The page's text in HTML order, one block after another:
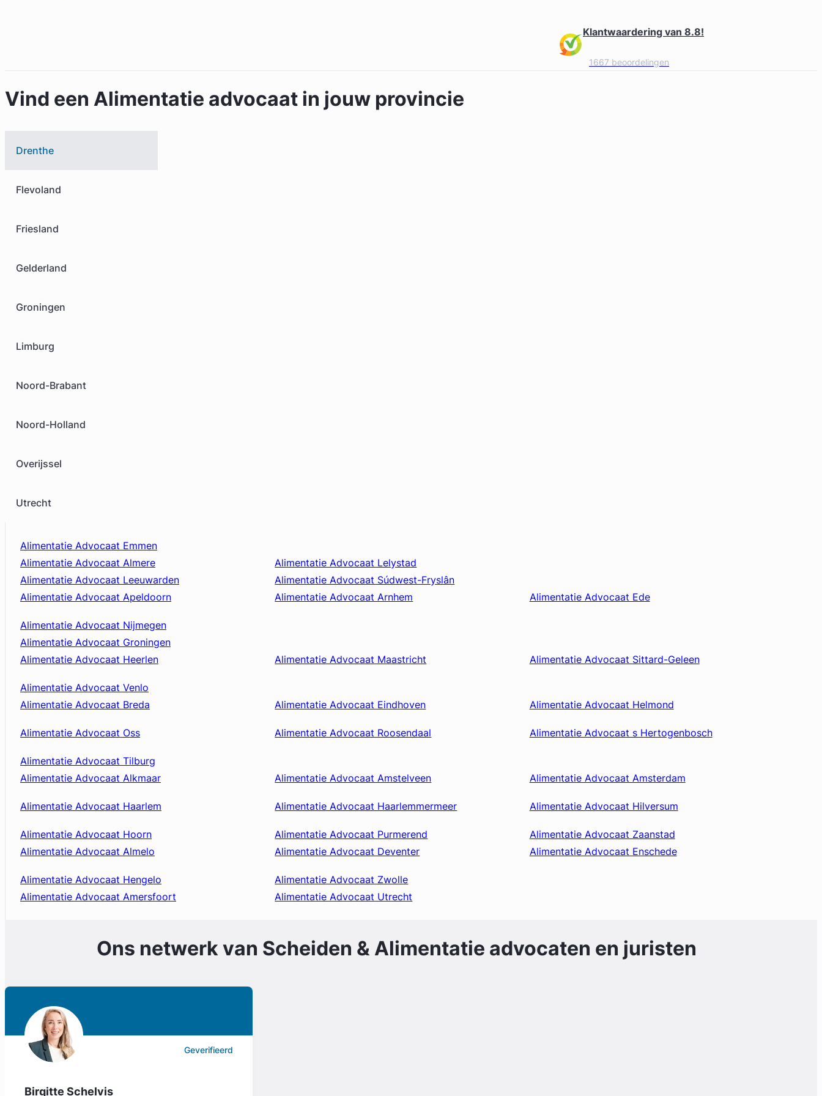
Klantwaardering van 8.8!
1667 beoordelingen
Vind een Alimentatie advocaat in jouw provincie
Drenthe
Flevoland
Friesland
Gelderland
Groningen
Limburg
Noord-Brabant
Noord-Holland
Overijssel
Utrecht
Alimentatie Advocaat Emmen
Alimentatie Advocaat Almere
Alimentatie Advocaat Lelystad
Alimentatie Advocaat Leeuwarden
Alimentatie Advocaat Súdwest-Fryslân
Alimentatie Advocaat Apeldoorn
Alimentatie Advocaat Arnhem Alimentatie Advocaat Ede
Alimentatie Advocaat Nijmegen
Alimentatie Advocaat Groningen
Alimentatie Advocaat Heerlen
Alimentatie Advocaat Maastricht Alimentatie Advocaat Sittard-Geleen
Alimentatie Advocaat Venlo
Alimentatie Advocaat Breda
Alimentatie Advocaat Eindhoven Alimentatie Advocaat Helmond
Alimentatie Advocaat Oss Alimentatie Advocaat Roosendaal Alimentatie Advocaat s Hertogenbosch
Alimentatie Advocaat Tilburg
Alimentatie Advocaat Alkmaar
Alimentatie Advocaat Amstelveen Alimentatie Advocaat Amsterdam
Alimentatie Advocaat Haarlem Alimentatie Advocaat Haarlemmermeer Alimentatie Advocaat Hilversum
Alimentatie Advocaat Hoorn Alimentatie Advocaat Purmerend
Alimentatie Advocaat Zaanstad
Alimentatie Advocaat Almelo
Alimentatie Advocaat Deventer Alimentatie Advocaat Enschede
Alimentatie Advocaat Hengelo
Alimentatie Advocaat Zwolle
Alimentatie Advocaat Amersfoort
Alimentatie Advocaat Utrecht
Ons netwerk van Scheiden & Alimentatie advocaten en juristen
Geverifieerd
Birgitte Schelvis